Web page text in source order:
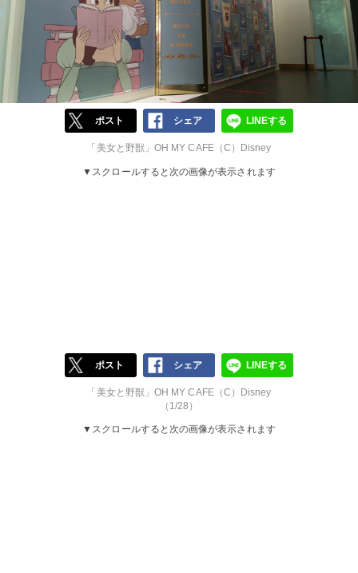
ポスト シェア LINEする
「美女と野獣」OH MY CAFE（C）Disney
▼スクロールすると次の画像が表示されます
ポスト シェア LINEする
「美女と野獣」OH MY CAFE（C）Disney
（1/28）
▼スクロールすると次の画像が表示されます